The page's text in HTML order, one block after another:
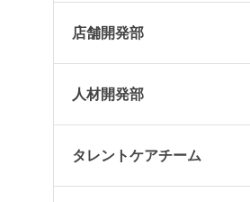
店舗開発部
人材開発部
タレントケアチーム